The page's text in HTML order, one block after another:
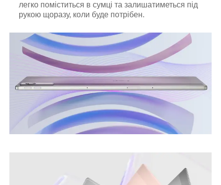
легко поміститься в сумці та залишатиметься під
рукою щоразу, коли буде потрібен.